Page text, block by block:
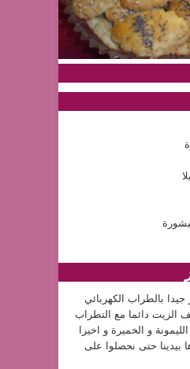
بالطراب الكهربائي
الزيت دائما مع التطراب
و الخميرة و اخيرا
بيدينا حتى نحصلوا على